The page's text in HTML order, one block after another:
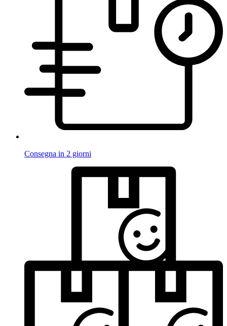
Consegna in 2 giorni